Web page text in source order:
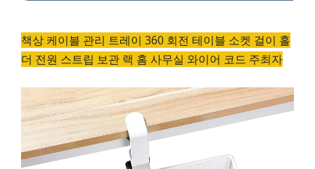
책상 케이블 관리 트레이 360 회전 테이블 소켓 걸이 홀
더 전원 스트립 보관 랙 홈 사무실 와이어 코드 주최자